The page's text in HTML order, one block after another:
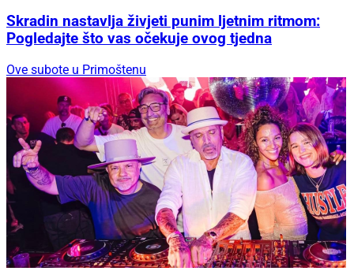
Skradin nastavlja živjeti punim ljetnim ritmom:
Pogledajte što vas očekuje ovog tjedna
Ove subote u Primoštenu